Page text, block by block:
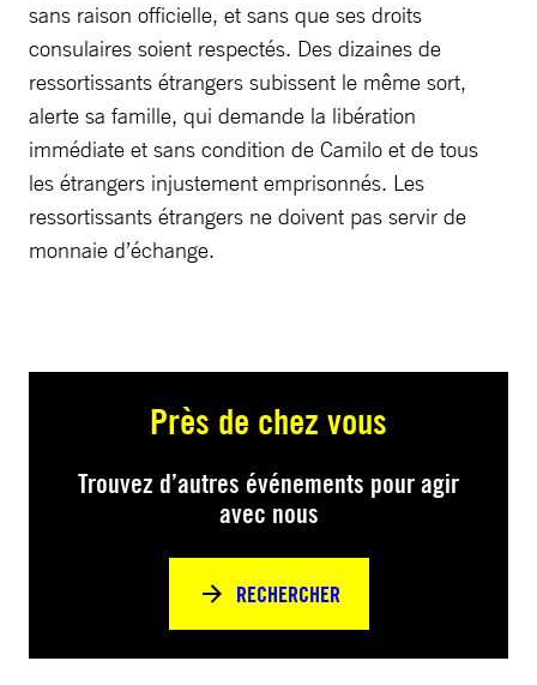
sans raison officielle, et sans que ses droits
consulaires soient respectés. Des dizaines de
ressortissants étrangers subissent le même sort,
alerte sa famille, qui demande la libération
immédiate et sans condition de Camilo et de tous
les étrangers injustement emprisonnés. Les
ressortissants étrangers ne doivent pas servir de
monnaie d’échange.
Près de chez vous
Trouvez d’autres événements pour agir
avec nous
RECHERCHER